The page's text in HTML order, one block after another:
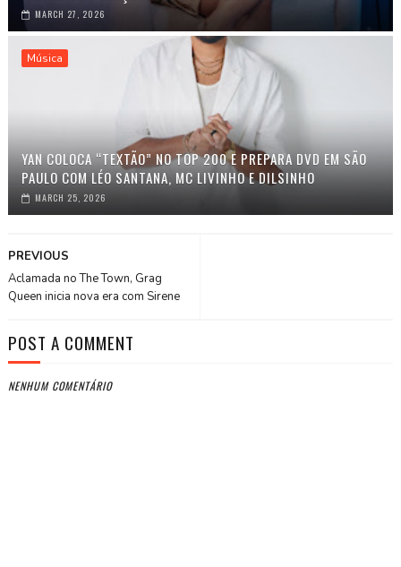
MARCH 27, 2026
Música
YAN COLOCA “TEXTÃO” NO TOP 200 E PREPARA DVD EM SÃO
PAULO COM LÉO SANTANA, MC LIVINHO E DILSINHO
MARCH 25, 2026
PREVIOUS
Aclamada no The Town, Grag
Queen inicia nova era com Sirene
POST A COMMENT
NENHUM COMENTÁRIO